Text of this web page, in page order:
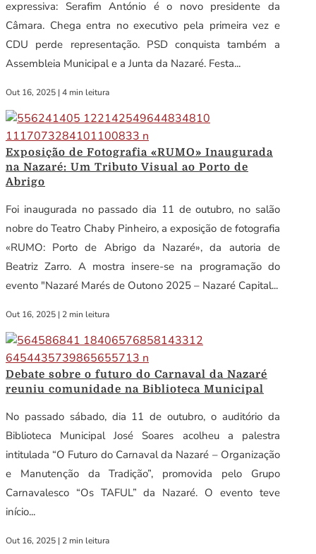
expressiva: Serafim António é o novo presidente da
Câmara. Chega entra no executivo pela primeira vez e
CDU perde representação. PSD conquista também a
Assembleia Municipal e a Junta da Nazaré. Festa...
Out 16, 2025 | 4 min leitura
Exposição de Fotografia «RUMO» Inaugurada
na Nazaré: Um Tributo Visual ao Porto de
Abrigo
Foi inaugurada no passado dia 11 de outubro, no salão
nobre do Teatro Chaby Pinheiro, a exposição de fotografia
«RUMO: Porto de Abrigo da Nazaré», da autoria de
Beatriz Zarro. A mostra insere-se na programação do
evento "Nazaré Marés de Outono 2025 – Nazaré Capital...
Out 16, 2025 | 2 min leitura
Debate sobre o futuro do Carnaval da Nazaré
reuniu comunidade na Biblioteca Municipal
No passado sábado, dia 11 de outubro, o auditório da
Biblioteca Municipal José Soares acolheu a palestra
intitulada “O Futuro do Carnaval da Nazaré – Organização
e Manutenção da Tradição”, promovida pelo Grupo
Carnavalesco “Os TAFUL” da Nazaré. O evento teve
início...
Out 16, 2025 | 2 min leitura